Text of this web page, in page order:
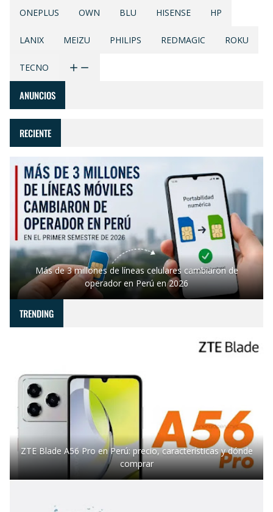
ONEPLUS OWN BLU HISENSE HP
LANIX MEIZU PHILIPS REDMAGIC ROKU
TECNO
ANUNCIOS
RECIENTE
Más de 3 millones de líneas celulares cambiaron de
operador en Perú en 2026
TRENDING
ZTE Blade A56 Pro en Perú: precio, características y dónde
comprar